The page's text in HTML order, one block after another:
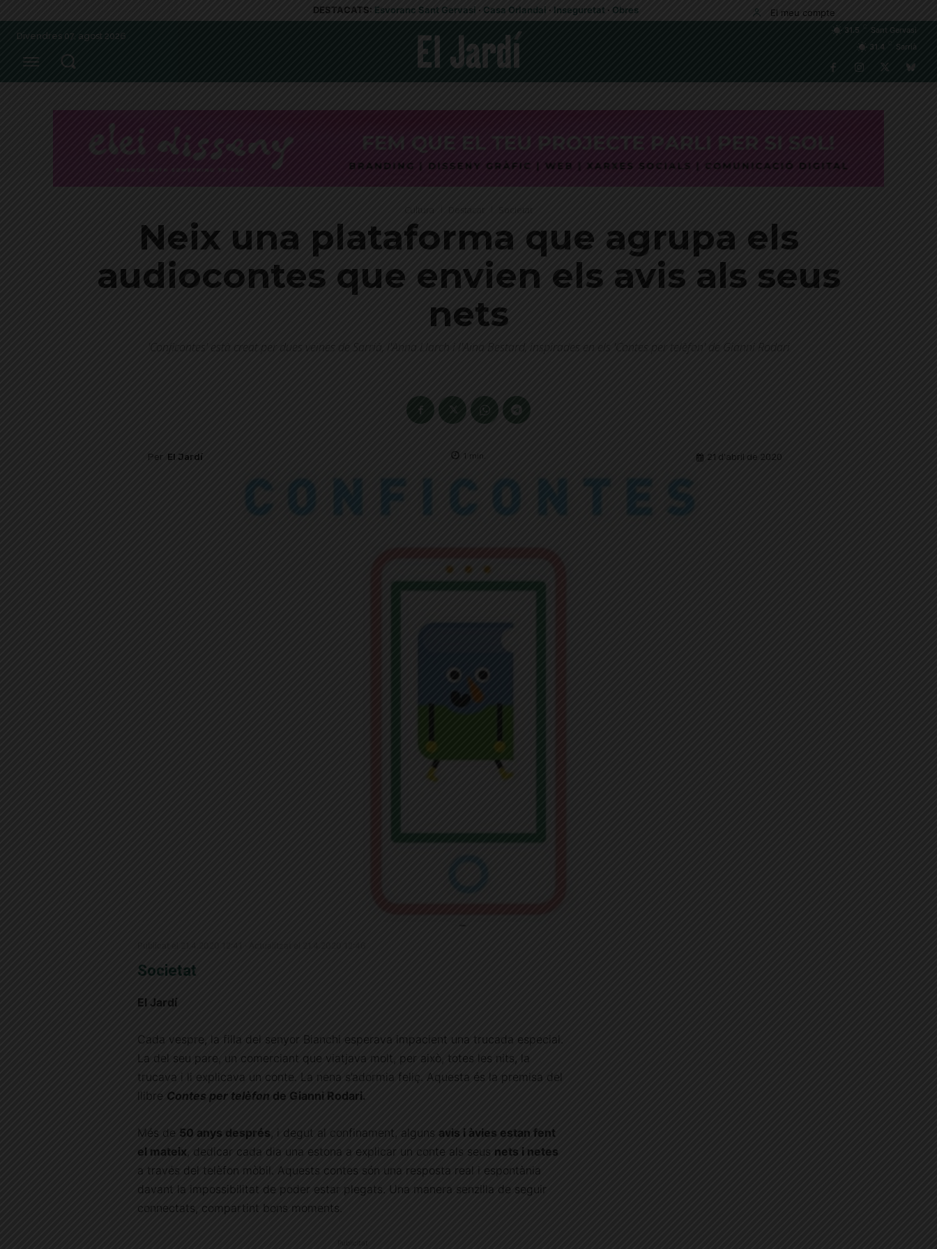
DESTACATS: Esvoranc Sant Gervasi · Casa Orlandai · Inseguretat · Obres El meu compte
Divendres 07, agost 2026
31.5
Sant Gervasi
31.4
Sarrià
Neix una plataforma que agrupa els
audiocontes que envien els avis als seus
nets
'Conficontes' està creat per dues veïnes de Sarrià, l'Anna Llarch i l'Aina Bestard, inspirades en els 'Contes per telèfon' de Gianni Rodari
Per El Jardí 1 min. 21 d'abril de 2020
Societat
El Jardí
Cada vespre, la filla del senyor Bianchi esperava impacient una trucada especial.
La del seu pare, un comerciant que viatjava molt, per això, totes les nits, la
trucava i li explicava un conte. La nena s’adormia feliç. Aquesta és la premisa del
llibre Contes per telèfon de Gianni Rodari.
Més de 50 anys després , i degut al confinament, alguns avis i àvies estan fent
el mateix, dedicar cada dia una estona a explicar un conte als seus nets i netes
a través del telèfon mòbil. Aquests contes són una resposta real i espontània
davant la impossibilitat de poder estar plegats. Una manera senzilla de seguir
connectats, compartint bons moments.